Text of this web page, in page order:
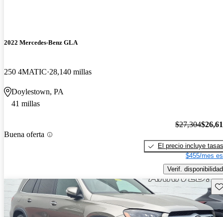
2022 Mercedes-Benz GLA
250 4MATIC 28,140 millas
Doylestown, PA
41 millas
Buena oferta
$27,304
El precio incluye tasas
$455/mes
Verif. disponibilidad